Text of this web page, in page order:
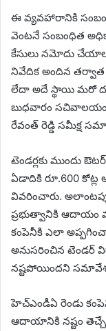
ఈ వ్యవహారానికి
వెంటనే సంబంధిత
కేసులు నమోదు
నివేదిక అందిన తర్వాత
లేదా అదే స్థాయి మరో
బుధవారం
రేవంత్ రెడ్డి సమీక్ష
టెండర్లకు ముందు
ఏడాదికి రూ.600
వివరించారు.
ప్రభుత్వానికి ఆదాయం
కంపెనీకి ఎలా
అనుసరించిన టెండర్
నష్టపోయిందని
హెచ్ఎండీఏ రెండు
ఆదాయానికి నష్టం తెచ్చే